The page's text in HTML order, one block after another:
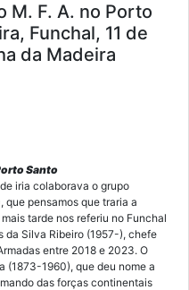
M. F. A. no Porto
Funchal, 11 de
da Madeira
Santo
iria colaborava o grupo
, que pensamos que traria a
tarde nos referiu no Funchal
da Silva Ribeiro (1957-), chefe
entre 2018 e 2023. O
(1873-1960), que deu nome a
das forças continentais